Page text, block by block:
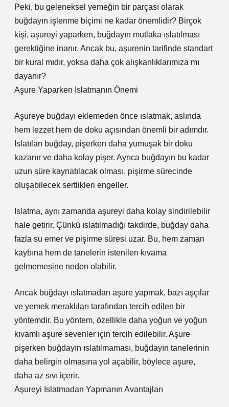
Peki, bu geleneksel yemeğin bir parçası olarak
buğdayın işlenme biçimi ne kadar önemlidir? Birçok
kişi, aşureyi yaparken, buğdayın mutlaka ıslatılması
gerektiğine inanır. Ancak bu, aşurenin tarifinde standart
bir kural mıdır, yoksa daha çok alışkanlıklarımıza mı
dayanır?
Aşure Yaparken Islatmanın Önemi
Aşureye buğdayı eklemeden önce ıslatmak, aslında
hem lezzet hem de doku açısından önemli bir adımdır.
Islatılan buğday, pişerken daha yumuşak bir doku
kazanır ve daha kolay pişer. Ayrıca buğdayın bu kadar
uzun süre kaynatılacak olması, pişirme sürecinde
oluşabilecek sertlikleri engeller.
Islatma, aynı zamanda aşureyi daha kolay sindirilebilir
hale getirir. Çünkü ıslatılmadığı takdirde, buğday daha
fazla su emer ve pişirme süresi uzar. Bu, hem zaman
kaybına hem de tanelerin istenilen kıvama
gelmemesine neden olabilir.
Ancak buğdayı ıslatmadan aşure yapmak, bazı aşçılar
ve yemek meraklıları tarafından tercih edilen bir
yöntemdir. Bu yöntem, özellikle daha yoğun ve yoğun
kıvamlı aşure sevenler için tercih edilebilir. Aşure
pişerken buğdayın ıslatılmaması, buğdayın tanelerinin
daha belirgin olmasına yol açabilir, böylece aşure,
daha az sıvı içerir.
Aşureyi Islatmadan Yapmanın Avantajları